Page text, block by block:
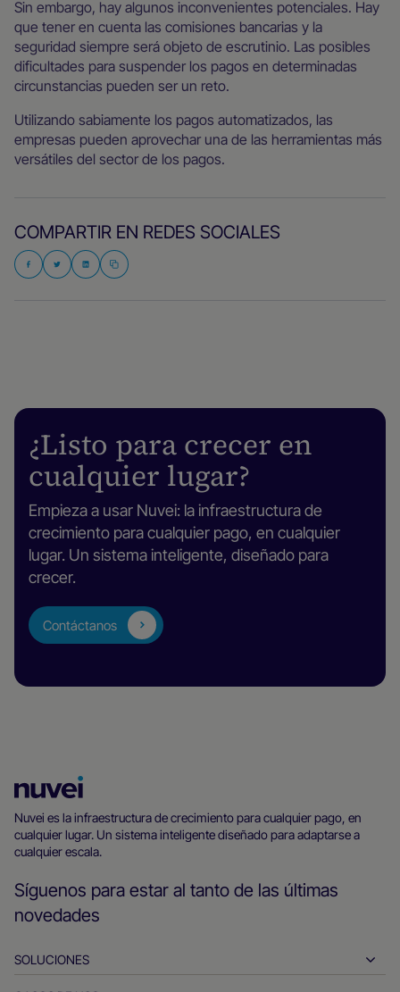
Sin embargo, hay algunos inconvenientes potenciales. Hay
que tener en cuenta las comisiones bancarias y la
seguridad siempre será objeto de escrutinio. Las posibles
dificultades para suspender los pagos en determinadas
circunstancias pueden ser un reto.
Utilizando sabiamente los pagos automatizados, las
empresas pueden aprovechar una de las herramientas más
versátiles del sector de los pagos.
COMPARTIR EN REDES SOCIALES
¿Listo para crecer en
cualquier lugar?
Empieza a usar Nuvei: la infraestructura de
crecimiento para cualquier pago, en cualquier
lugar. Un sistema inteligente, diseñado para
crecer.
Contáctanos
principal
de
Nuvei
Nuvei es la infraestructura de crecimiento para cualquier pago, en
cualquier lugar. Un sistema inteligente diseñado para adaptarse a
cualquier escala.
Síguenos para estar al tanto de las últimas
novedades
SOLUCIONES